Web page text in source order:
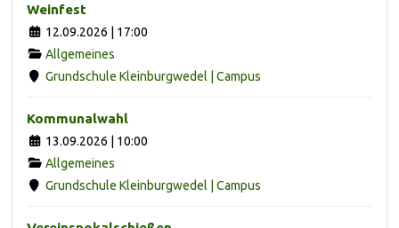
Weinfest
12.09.2026 | 17:00
Allgemeines
Grundschule Kleinburgwedel | Campus
Kommunalwahl
13.09.2026 | 10:00
Allgemeines
Grundschule Kleinburgwedel | Campus